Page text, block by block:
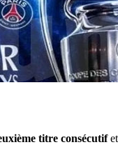
titre consécutifet